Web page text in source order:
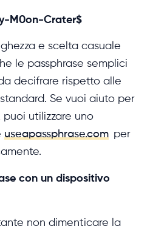
M0on-Crater$
e scelta casuale
le passphrase semplici
decifrare rispetto alle
Se vuoi aiuto per
puoi utilizzare uno
useapassphrase.com per
con un dispositivo
non dimenticare la